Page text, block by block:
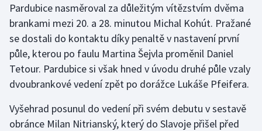
Ostatní
Pardubice nasměroval za důležitým vítězstvím dvěma
brankami mezi 20. a 28. minutou Michal Kohút. Pražané
se dostali do kontaktu díky penaltě v nastavení první
půle, kterou po faulu Martina Šejvla proměnil Daniel
Tetour. Pardubice si však hned v úvodu druhé půle vzaly
dvoubrankové vedení zpět po dorážce Lukáše Pfeifera.
Vyšehrad posunul do vedení při svém debutu v sestavě
obránce Milan Nitrianský, který do Slavoje přišel před